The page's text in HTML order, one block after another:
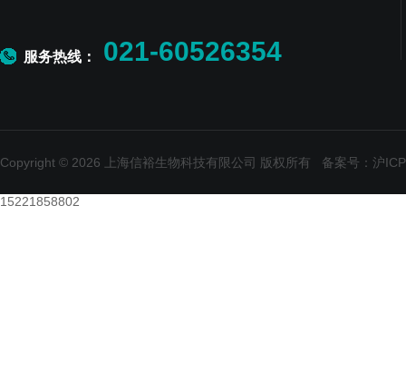
服务热线： 021-60526354
Copyright © 2026 上海信裕生物科技有限公司 版权所有 备案号：沪
15221858802